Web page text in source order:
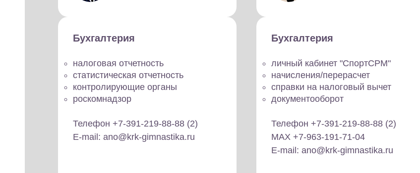
Бухгалтерия
налоговая отчетность
статистическая отчетность
контролирующие органы
роскомнадзор
Телефон +7-391-219-88-88 (2)
E-mail: ano@krk-gimnastika.ru
Бухгалтерия
личный кабинет "СпортСРМ"
начисления/перерасчет
справки на налоговый вычет
документооборот
Телефон +7-391-219-88-88 (2)
MAX +7-963-191-71-04
E-mail: ano@krk-gimnastika.ru